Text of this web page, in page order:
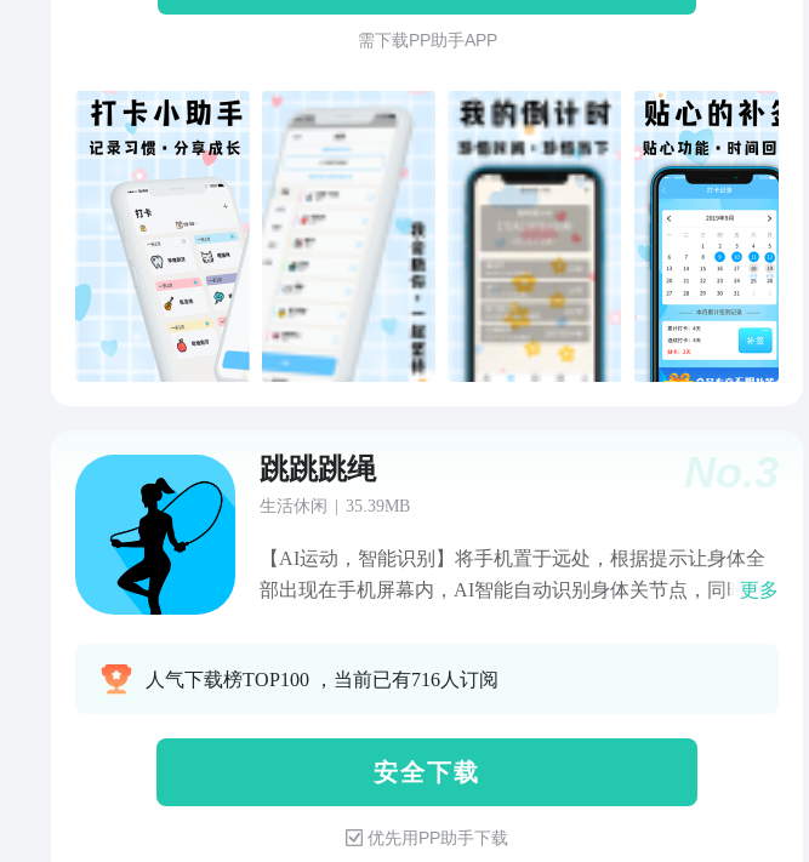
划清单选项，您可快速选择创建。还可自定义习惯，方便快
捷！ 【打卡记录】随时查看你打卡的完成情况，累计打卡、
让你随时掌握自己习惯养成的动向 【卡片集】每天打卡即可
获得卡片，还可快速分享至微信、朋友圈，让朋友圈里的人
同时监督你，让你养成习惯、坚持学习的道路上更易坚持。
还有超多背景颜色可选 【倒计时】高考倒计时、考研倒计
时、考公务员倒计时、考试倒计时、新年倒计时、情人节倒
计时均可一键自定义设置，还可设置多个，让你学习更加具
有紧迫感，更好的管理规划时间。还可设置结婚纪念日、脱
单纪念日等。 【私密日记】只想对自己说的话，自己的心情
日记，您可尽情写下你的故事，加上密码锁！你的秘密只属
需 下 载 P P 助 手 A P P
No.3
跳跳跳绳
生活休闲 35.39MB
【AI运动，智能识别】将手机置于远处，根据提示让身体全
部出现在手机屏幕内，AI智能自动识别身体关节点，同时屏
定数跳绳 ，运动量可以根据自己的需求进行设置，增加你的
数据实时更新，你可以看到运动时间、运动次数、跳绳数量
等数据统计。更加数据化的看到自己的运动变化，根据数据
调整自己的运动量，成为跳绳达人！【制定计划，每日打
卡】你可以自己设置每日跳绳计划，激励自己完成跳绳运
更多
人气下载榜TOP100 ，当前已有716人订阅
安 全 下 载
优先用PP助手下载